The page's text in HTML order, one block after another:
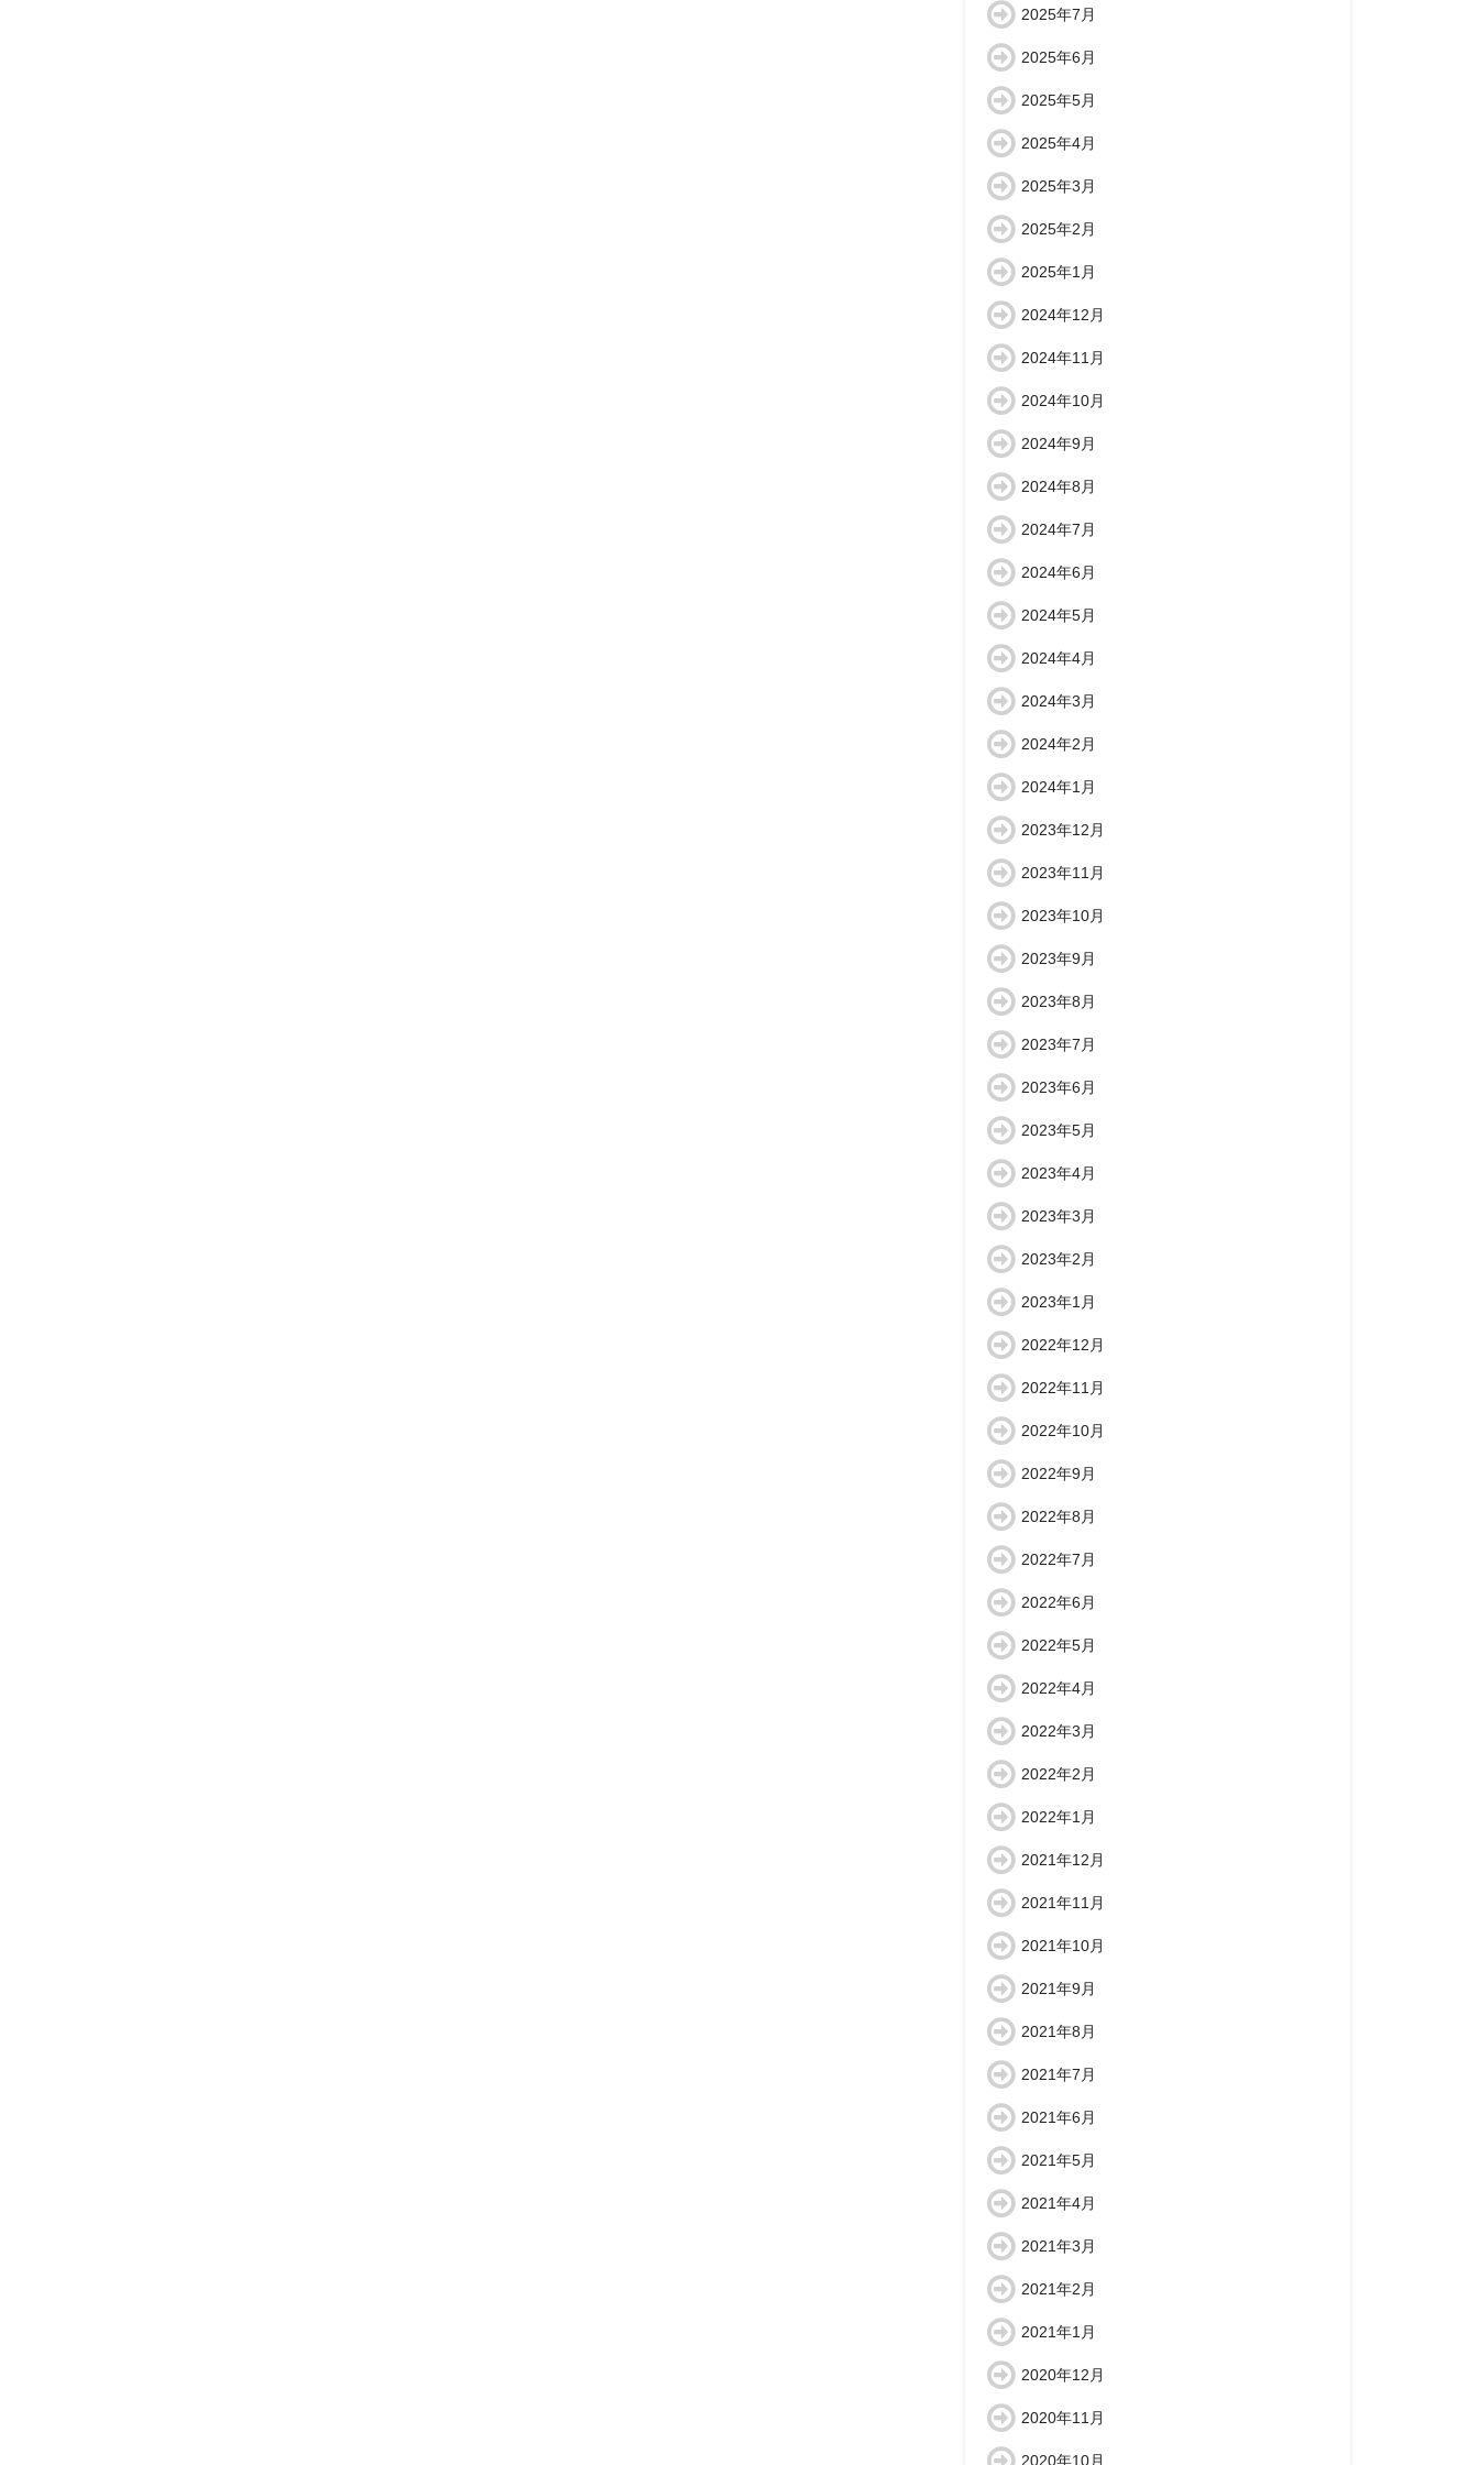
2025年7月
2025年6月
2025年5月
2025年4月
2025年3月
2025年2月
2025年1月
2024年12月
2024年11月
2024年10月
2024年9月
2024年8月
2024年7月
2024年6月
2024年5月
2024年4月
2024年3月
2024年2月
2024年1月
2023年12月
2023年11月
2023年10月
2023年9月
2023年8月
2023年7月
2023年6月
2023年5月
2023年4月
2023年3月
2023年2月
2023年1月
2022年12月
2022年11月
2022年10月
2022年9月
2022年8月
2022年7月
2022年6月
2022年5月
2022年4月
2022年3月
2022年2月
2022年1月
2021年12月
2021年11月
2021年10月
2021年9月
2021年8月
2021年7月
2021年6月
2021年5月
2021年4月
2021年3月
2021年2月
2021年1月
2020年12月
2020年11月
2020年10月